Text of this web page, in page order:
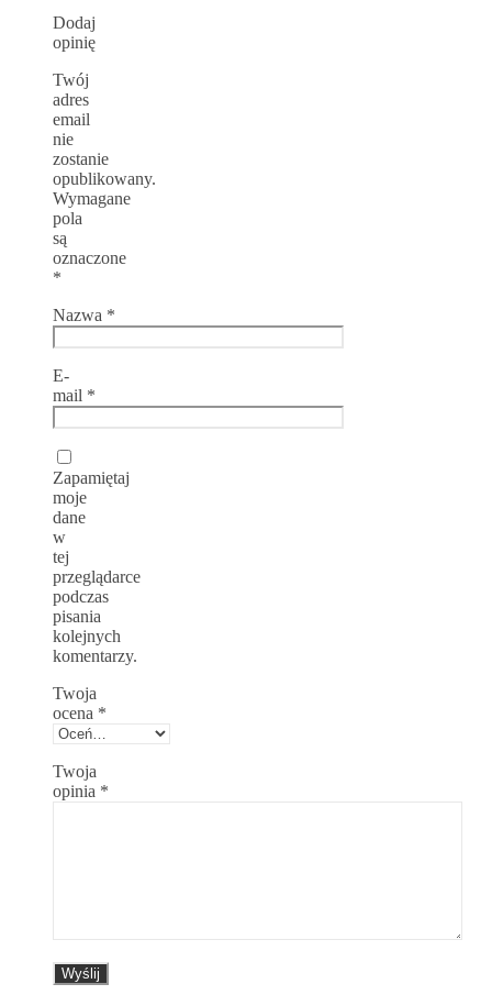
Dodaj
opinię
Twój
adres
email
nie
zostanie
opublikowany.
Wymagane
pola
są
oznaczone
*
Nazwa *
E-
mail *
Zapamiętaj
moje
dane
w
tej
przeglądarce
podczas
pisania
kolejnych
komentarzy.
Twoja
ocena *
Twoja
opinia *